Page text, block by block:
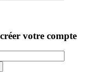
votre compte